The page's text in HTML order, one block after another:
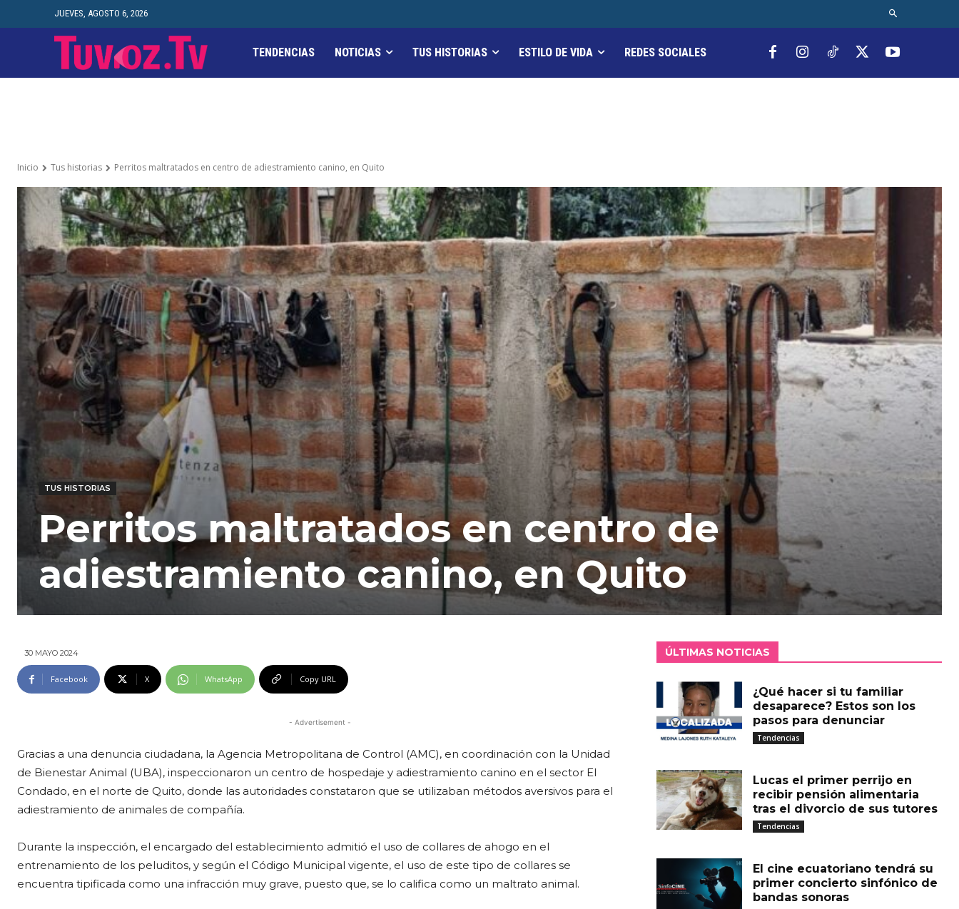
JUEVES, AGOSTO 6, 2026
TENDENCIAS NOTICIAS TUS HISTORIAS ESTILO DE VIDA REDES SOCIALES
Inicio Tus historias Perritos maltratados en centro de adiestramiento canino, en Quito
TUS HISTORIAS
Perritos maltratados en centro de
adiestramiento canino, en Quito
30 MAYO 2024
Facebook X WhatsApp Copy URL
- Advertisement -
Gracias a una denuncia ciudadana, la Agencia Metropolitana de Control (AMC), en coordinación con la Unidad
de Bienestar Animal (UBA), inspeccionaron un centro de hospedaje y adiestramiento canino en el sector El
Condado, en el norte de Quito, donde las autoridades constataron que se utilizaban métodos aversivos para el
adiestramiento de animales de compañía.
Durante la inspección, el encargado del establecimiento admitió el uso de collares de ahogo en el
entrenamiento de los peluditos, y según el Código Municipal vigente, el uso de este tipo de collares se
encuentra tipificada como una infracción muy grave, puesto que, se lo califica como un maltrato animal.
ÚLTIMAS NOTICIAS
¿Qué hacer si tu familiar
desaparece? Estos son los
pasos para denunciar
Tendencias
Lucas el primer perrijo en
recibir pensión alimentaria
tras el divorcio de sus tutores
Tendencias
El cine ecuatoriano tendrá su
primer concierto sinfónico de
bandas sonoras